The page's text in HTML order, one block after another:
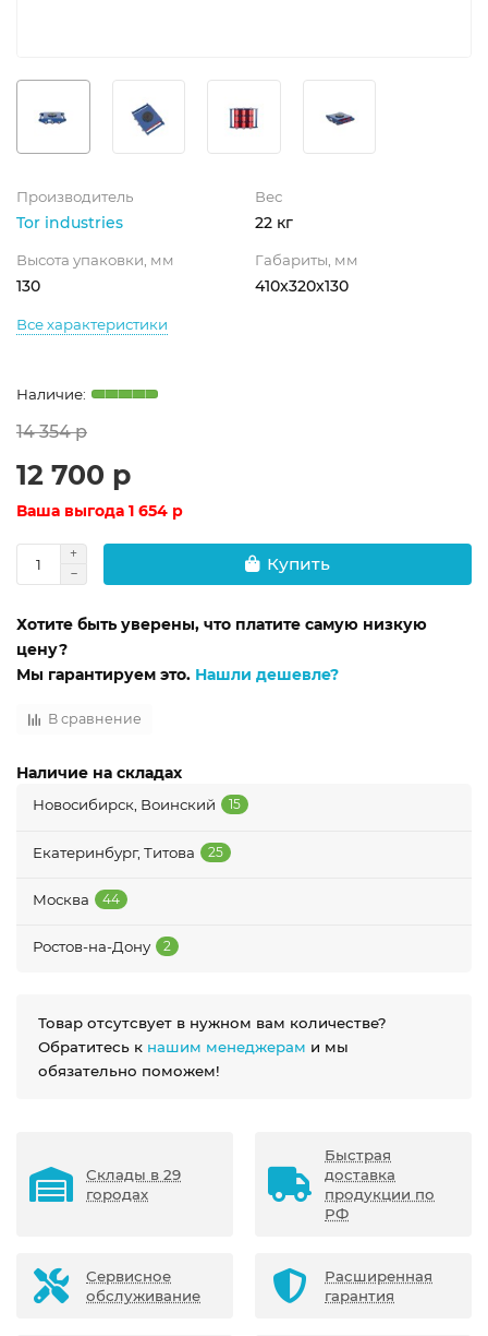
Производитель
Tor industries
Вес
22 кг
Высота упаковки, мм
130
Габариты, мм
410x320x130
Все характеристики
14 354 р
12 700 р
Ваша выгода 1 654 р
Купить
Хотите быть уверены, что платите самую низкую
цену?
Мы гарантируем это. Нашли дешевле?
В сравнение
Наличие на складах
Новосибирск, Воинский 15
Екатеринбург, Титова 25
Москва 44
Ростов-на-Дону 2
Товар отсутсвует в нужном вам количестве?
Обратитесь к нашим менеджерам и мы
обязательно поможем!
Склады в 29
городах
Быстрая
доставка
продукции по
РФ
Сервисное
обслуживание
Расширенная
гарантия